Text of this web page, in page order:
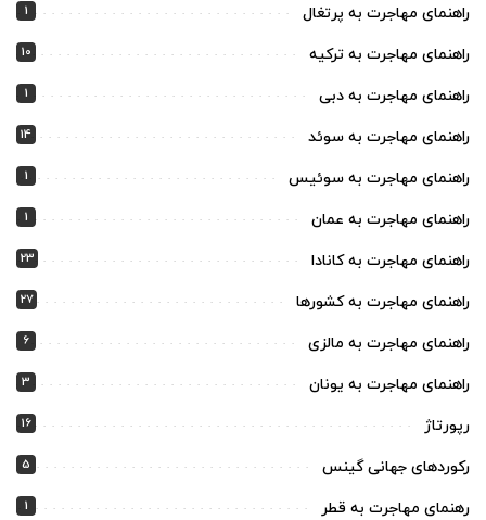
راهنمای مهاجرت به پرتغال 1
راهنمای مهاجرت به ترکیه 10
راهنمای مهاجرت به دبی 1
راهنمای مهاجرت به سوئد 14
راهنمای مهاجرت به سوئیس 1
راهنمای مهاجرت به عمان 1
راهنمای مهاجرت به کانادا 23
راهنمای مهاجرت به کشورها 27
راهنمای مهاجرت به مالزی 6
راهنمای مهاجرت به یونان 3
رپورتاژ 16
رکوردهای جهانی گینس 5
رهنمای مهاجرت به قطر 1